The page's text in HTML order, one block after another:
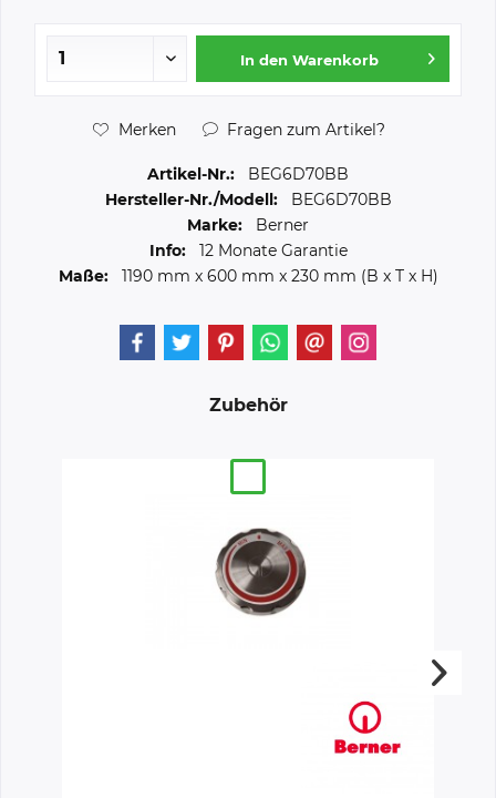
In den Warenkorb
Merken Fragen zum Artikel?
Artikel-Nr.:
BEG6D70BB
Hersteller-Nr./Modell:
BEG6D70BB
Marke:
Berner
Info:
12 Monate Garantie
Maße:
1190 mm x 600 mm x 230 mm (B x T x H)
Zubehör